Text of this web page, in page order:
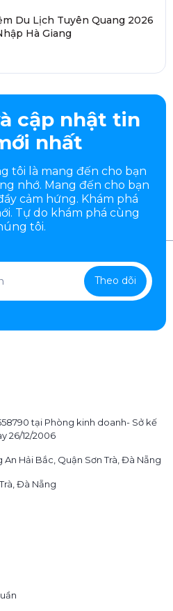
Du Lịch Tuyên Quang 2026
Hà Giang
cập nhật tin
nhất
tôi là mang đến cho bạn
nhớ. Mang đến cho bạn
cảm hứng. Khám phá
Tự do khám phá cùng
tôi.
Theo dõi
tại Phòng kinh doanh- Sở kế
26/12/2006
Hải Bắc, Quận Sơn Trà, Đà Nẵng
Đà Nẵng